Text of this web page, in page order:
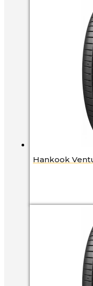
Hankook